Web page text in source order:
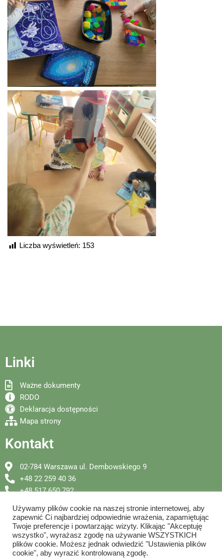
Liczba wyświetleń: 153
Linki
Ważne dokumenty
RODO
Deklaracja dostępności
Mapa strony
Kontakt
02-784 Warszawa ul. Dembowskiego 9
+48 22 259 40 36
+48 517 650 792
Używamy plików cookie na naszej stronie internetowej, aby
zapewnić Ci najbardziej odpowiednie wrażenia, zapamiętując
Twoje preferencje i powtarzając wizyty. Klikając "Akceptuję
wszystko", wyrażasz zgodę na używanie WSZYSTKICH
plików cookie. Możesz jednak odwiedzić "Ustawienia plików
cookie", aby wyrazić kontrolowaną zgodę.